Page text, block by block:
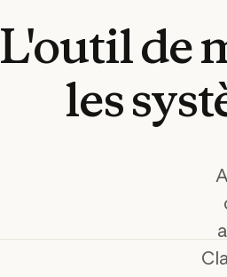
L'outilde
les